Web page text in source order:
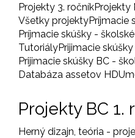
Projekty 3. ročníkProjekty
Všetky projektyPríjmacie
Príjmacie skúšky -
TutoriályPrijimacie
Prijimacie skúšky BC -
Databáza assetov HD
Projekty BC 1.
Herný dizajn, teória -